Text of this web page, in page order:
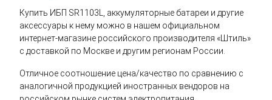
Купить ИБП SR1103L, аккумуляторные батареи и другие
аксессуары к нему можно в нашем официальном
интернет-магазине российского производителя «Штиль»
с доставкой по Москве и другим регионам России.
Отличное соотношение цена/качество по сравнению с
аналогичной продукцией иностранных вендоров на